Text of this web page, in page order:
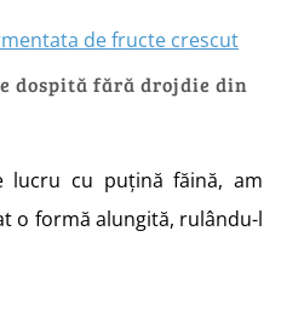
dospită fără drojdie din
lucru cu puțină făină, am
o formă alungită, rulându-l